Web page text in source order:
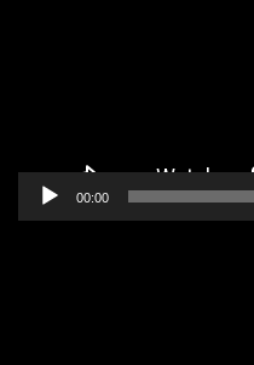
00:00